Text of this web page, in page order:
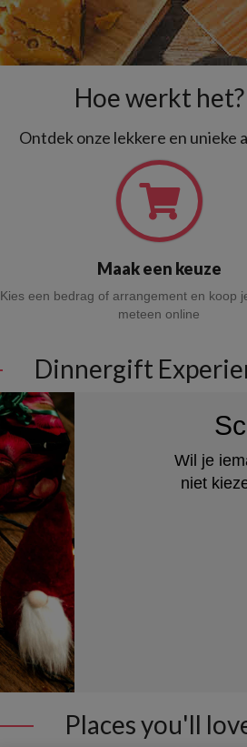
Hoe werkt het?
Ontdek onze lekkere en unieke
Maak een keuze
Kies een bedrag of arrangement en koop
meteen online
Dinnergift
Wil je
niet
Places you'll